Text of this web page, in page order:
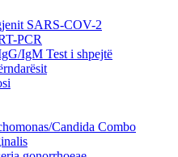
SARS-COV-2
PCR
IgM Test i shpejtë
Candida Combo